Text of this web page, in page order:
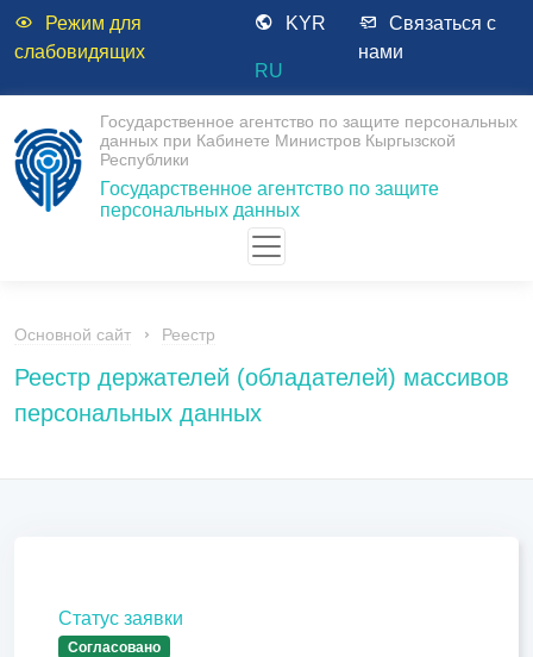
Режим для
слабовидящих
KYR
RU
Связаться с
нами
Государственное агентство по защите персональных
данных при Кабинете Министров Кыргызской
Республики
Государственное агентство по защите
персональных данных
Основной сайт Реестр
Реестр держателей (обладателей) массивов
персональных данных
Статус заявки
Согласовано